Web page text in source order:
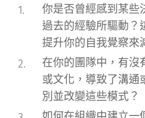
你是否曾經感到某些
過去的經驗所驅動？
提升你的自我覺察來
在你的團隊中，有沒
或文化，導致了溝通
別並改變這些模式？